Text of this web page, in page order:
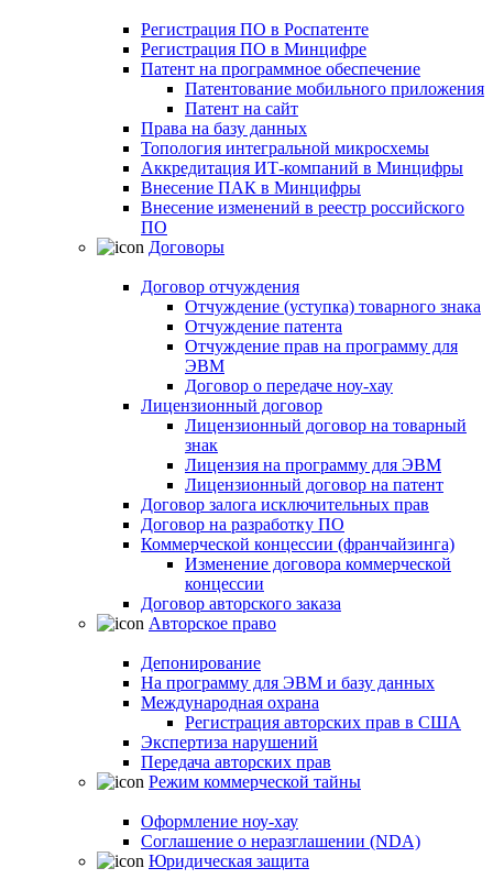
Регистрация ПО в Роспатенте
Регистрация ПО в Минцифре
Патент на программное обеспечение
Патентование мобильного приложения
Патент на сайт
Права на базу данных
Топология интегральной микросхемы
Аккредитация ИТ-компаний в Минцифры
Внесение ПАК в Минцифры
Внесение изменений в реестр российского
ПО
Договоры
Договор отчуждения
Отчуждение (уступка) товарного знака
Отчуждение патента
Отчуждение прав на программу для
ЭВМ
Договор о передаче ноу-хау
Лицензионный договор
Лицензионный договор на товарный
знак
Лицензия на программу для ЭВМ
Лицензионный договор на патент
Договор залога исключительных прав
Договор на разработку ПО
Коммерческой концессии (франчайзинга)
Изменение договора коммерческой
концессии
Договор авторского заказа
Авторское право
Депонирование
На программу для ЭВМ и базу данных
Международная охрана
Регистрация авторских прав в США
Экспертиза нарушений
Передача авторских прав
Режим коммерческой тайны
Оформление ноу-хау
Соглашение о неразглашении (NDA)
Юридическая защита